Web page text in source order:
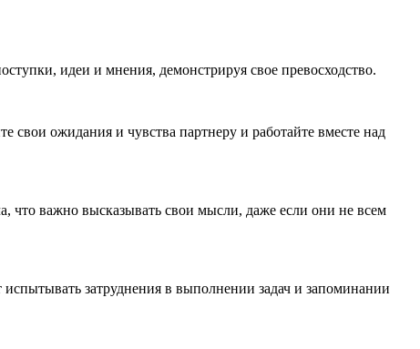
идеи и мнения, демонстрируя свое превосходство.
свои ожидания и чувства партнеру и работайте вместе над
что важно высказывать свои мысли, даже если они не всем
затруднения в выполнении задач и запоминании